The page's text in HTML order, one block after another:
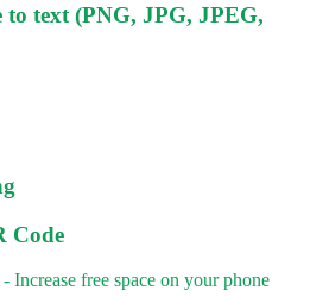
to text (PNG, JPG, JPEG,
Code
Increase free space on your phone